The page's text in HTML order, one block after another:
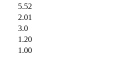
5.52
2.01
3.0
1.20
1.00